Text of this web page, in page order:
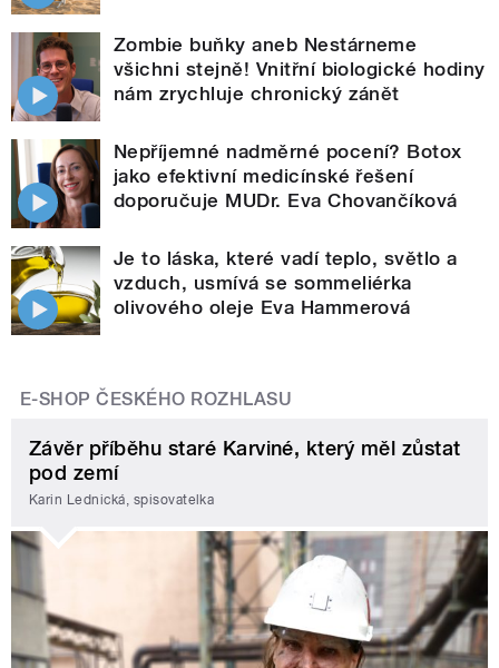
Zombie buňky aneb Nestárneme
všichni stejně! Vnitřní biologické hodiny
nám zrychluje chronický zánět
Nepříjemné nadměrné pocení? Botox
jako efektivní medicínské řešení
doporučuje MUDr. Eva Chovančíková
Je to láska, které vadí teplo, světlo a
vzduch, usmívá se sommeliérka
olivového oleje Eva Hammerová
E-SHOP ČESKÉHO ROZHLASU
Závěr příběhu staré Karviné, který měl zůstat
pod zemí
Karin Lednická, spisovatelka